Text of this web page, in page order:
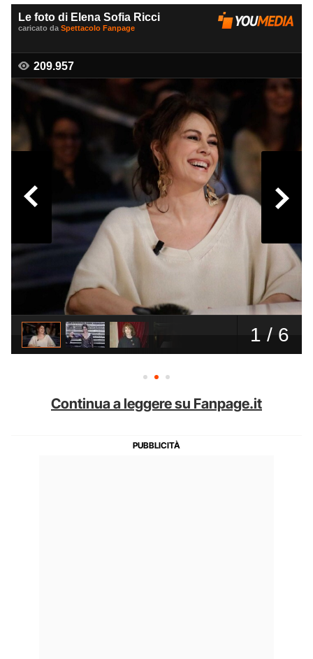
Continua a leggere su Fanpage.it